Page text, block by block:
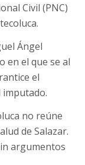
Civil (PNC)
Ángel
en el que se al
el
imputado.
no reúne
de Salazar.
argumentos